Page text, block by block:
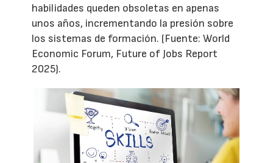
habilidades queden obsoletas en apenas
unos años, incrementando la presión sobre
los sistemas de formación. (Fuente: World
Economic Forum, Future of Jobs Report
2025).